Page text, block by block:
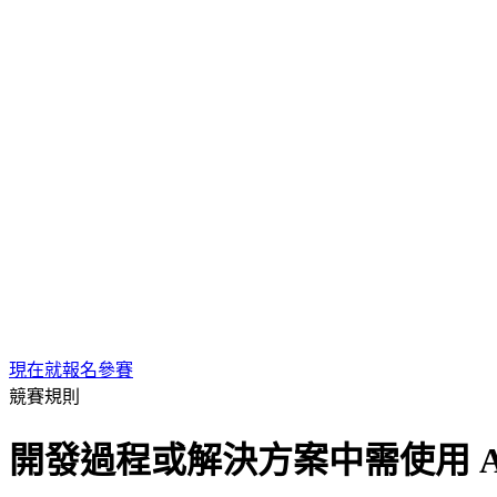
現在就報名參賽
競賽規則
開發過程或解決方案中需使用